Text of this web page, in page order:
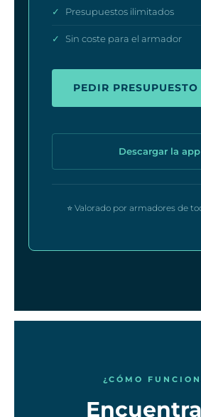
✓ Presupuestos ilimitados
✓ Sin coste para el armador
PEDIR
Descargar la app
⭐ Valorado por armadores de
¿CÓMO